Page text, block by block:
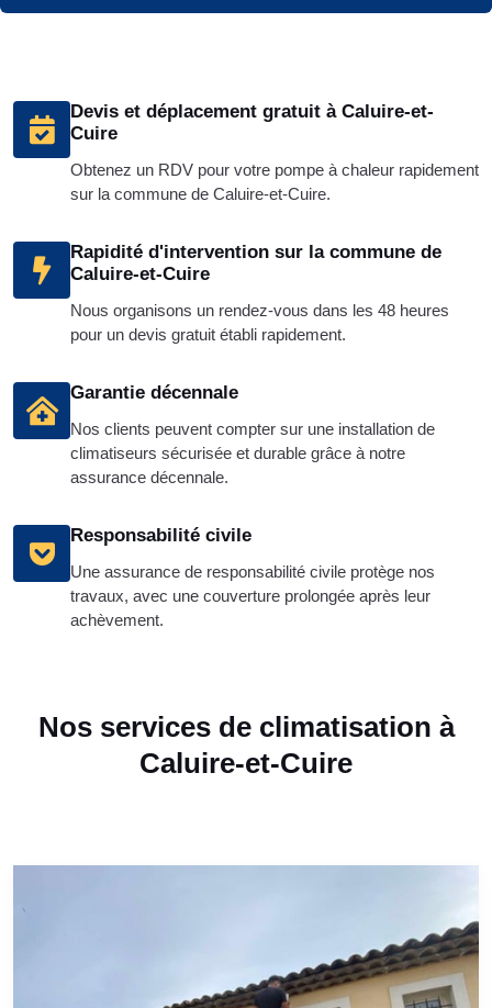
Devis et déplacement gratuit à Caluire-et-
Cuire
Obtenez un RDV pour votre pompe à chaleur rapidement
sur la commune de Caluire-et-Cuire.
Rapidité d'intervention sur la commune de
Caluire-et-Cuire
Nous organisons un rendez-vous dans les 48 heures
pour un devis gratuit établi rapidement.
Garantie décennale
Nos clients peuvent compter sur une installation de
climatiseurs sécurisée et durable grâce à notre
assurance décennale.
Responsabilité civile
Une assurance de responsabilité civile protège nos
travaux, avec une couverture prolongée après leur
achèvement.
Nos services de climatisation à
Caluire-et-Cuire